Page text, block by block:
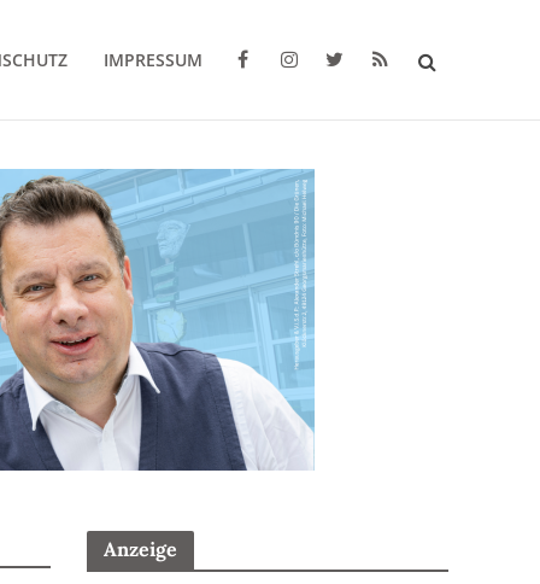
IMPRESSUM
Anzeige